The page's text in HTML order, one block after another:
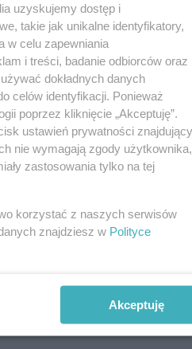
uzyskujemy dostęp i
takie jak unikalne identyfikatory,
w celu zapewniania
i treści, badanie odbiorców oraz
dokładnych danych
celów identyfikacji. Ponieważ
poprzez kliknięcie „Akceptuję”.
ustawień prywatności znajdujący
nie wymagają zgody użytkownika,
zastosowania tylko na tej
korzystać z naszych serwisów
znajdziesz w Polityce
Akceptuję